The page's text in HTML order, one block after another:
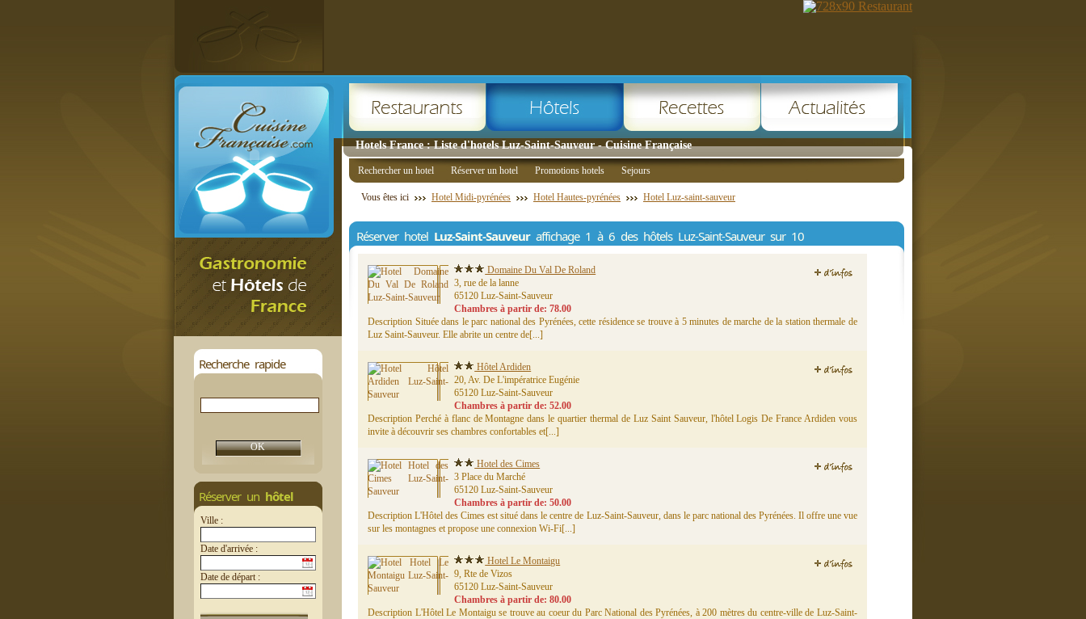
Hotels France : Liste d'hotels Luz-Saint-Sauveur - Cuisine Française
Recherche rapide
Réserver un hôtel
Ville :
Date d'arrivée :
Date de départ :
Rechercher un hotel Réserver un hotel Promotions hotels Sejours
Vous êtes ici Hotel Midi-pyrénées Hotel Hautes-pyrénées Hotel Luz-saint-sauveur
Réserver hotel Luz-Saint-Sauveuraffichage 1 à 6 des hôtels Luz-Saint-Sauveur sur 10
Domaine Du Val De Roland
3, rue de la lanne
65120 Luz-Saint-Sauveur
Chambres à partir de: 78.00
Description Située dans le parc national des Pyrénées, cette résidence se trouve à 5 minutes de marche de la station thermale de
Luz Saint-Sauveur. Elle abrite un centre de[...]
Hôtel Ardiden
20, Av. De L'impératrice Eugénie
65120 Luz-Saint-Sauveur
Chambres à partir de: 52.00
Description Perché à flanc de Montagne dans le quartier thermal de Luz Saint Sauveur, l'hôtel Logis De France Ardiden vous
invite à découvrir ses chambres confortables et[...]
Hotel des Cimes
3 Place du Marché
65120 Luz-Saint-Sauveur
Chambres à partir de: 50.00
Description L'Hôtel des Cimes est situé dans le centre de Luz-Saint-Sauveur, dans le parc national des Pyrénées. Il offre une vue
sur les montagnes et propose une connexion Wi-Fi[...]
Hotel Le Montaigu
9, Rte de Vizos
65120 Luz-Saint-Sauveur
Chambres à partir de: 80.00
Description L'Hôtel Le Montaigu se trouve au coeur du Parc National des Pyrénées, à 200 mètres du centre-ville de Luz-Saint-